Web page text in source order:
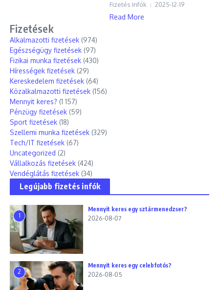
Fizetés Infók 2025-12-19
Read More
Fizetések
Alkalmazotti fizetések (974)
Egészségügy fizetések (97)
Fizikai munka fizetések (430)
Hírességek fizetések (29)
Kereskedelem fizetések (64)
Közalkalmazotti fizetések (156)
Mennyit keres? (1 157)
Pénzügy fizetések (59)
Sport fizetések (18)
Szellemi munka fizetések (329)
Tech/IT fizetések (67)
Uncategorized (2)
Vállalkozás fizetések (424)
Vendéglátás fizetések (34)
Legújabb fizetés infók
1
Mennyit keres egy sztármenedzser?
2026-08-07
2
Mennyit keres egy celebfotós?
2026-08-05